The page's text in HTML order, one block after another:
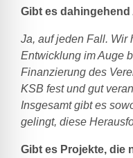
Gibt es dahingehend
Ja, auf jeden Fall. Wir
Entwicklung im Auge
Finanzierung des
KSB fest und gut
Insgesamt gibt es
gelingt, diese
Gibt es Projekte, die